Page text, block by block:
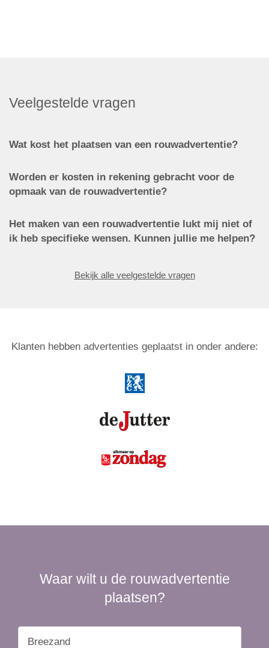
Veelgestelde vragen
Wat kost het plaatsen van een rouwadvertentie?
Worden er kosten in rekening gebracht voor de
opmaak van de rouwadvertentie?
Het maken van een rouwadvertentie lukt mij niet of
ik heb specifieke wensen. Kunnen jullie me helpen?
Bekijk alle veelgestelde vragen
Klanten hebben advertenties geplaatst in onder andere:
Waar wilt u de rouwadvertentie
plaatsen?